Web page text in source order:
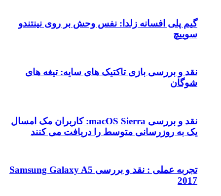
گیم پلی افسانه زلدا: نفس وحش بر روی نینتندو
سوییچ
نقد و بررسی بازی تاکتیک های سایه: تیغه های
شوگان
نقد و بررسی macOS Sierra: کاربران مک امسال
یک به روزرسانی متوسط را دریافت می کنند
تجربه عملی : نقد و بررسی Samsung Galaxy A5
2017